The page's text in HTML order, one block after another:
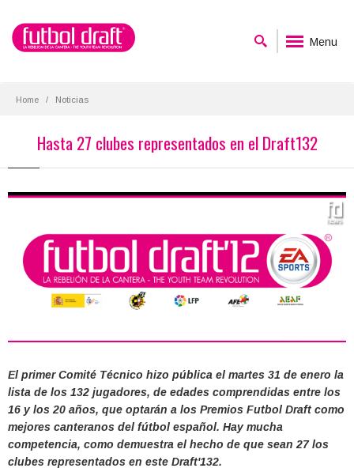
Menu
Home Noticias
Hasta 27 clubes representados en el Draft132
El primer Comité Técnico hizo pública el martes 31 de enero la
lista de los 132 jugadores, de edades comprendidas entre los
16 y los 20 años, que optarán a los Premios Futbol Draft como
mejores canteranos del fútbol español. Hay mucha
competencia, como demuestra el hecho de que sean 27 los
clubes representados en este Draft'132.